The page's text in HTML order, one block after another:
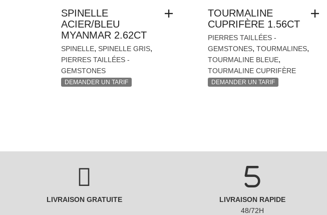
SPINELLE
ACIER/BLEU
MYANMAR 2.62CT
SPINELLE, SPINELLE GRIS,
PIERRES TAILLÉES -
GEMSTONES
DEMANDER UN TARIF
TOURMALINE
CUPRIFÈRE 1.56CT
PIERRES TAILLÉES -
GEMSTONES, TOURMALINES,
TOURMALINE BLEUE,
TOURMALINE CUPRIFÈRE
DEMANDER UN TARIF
LIVRAISON GRATUITE
LIVRAISON RAPIDE
48/72H